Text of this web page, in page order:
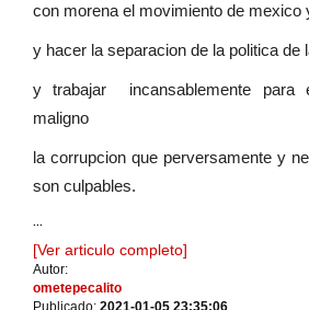
con morena el movimiento de mexico
y hacer la separacion de la politica de
y trabajar incansablemente para
maligno
la corrupcion que perversamente y
son culpables.
...
[Ver articulo completo]
Autor:
ometepecalito
Publicado: 2021-01-05 23:35:06